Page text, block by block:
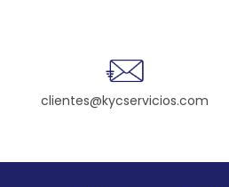
clientes@kycservicios.com